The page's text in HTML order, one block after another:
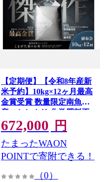
【定期便】【令和8年産新
米予約】10kg×12ヶ月最高
金賞受賞 数量限定南魚沼
産コシヒカリ 化学肥料不
使用・農薬8割減栽培米
「こまがた家のお米」
【2026年9月下旬より順次
発送予定】
672,000 円
たまったWAON
POINTで寄附できる！
（0）